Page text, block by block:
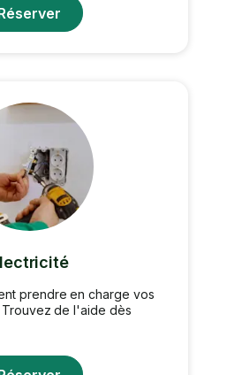
prendre en charge vos
de l'aide dès